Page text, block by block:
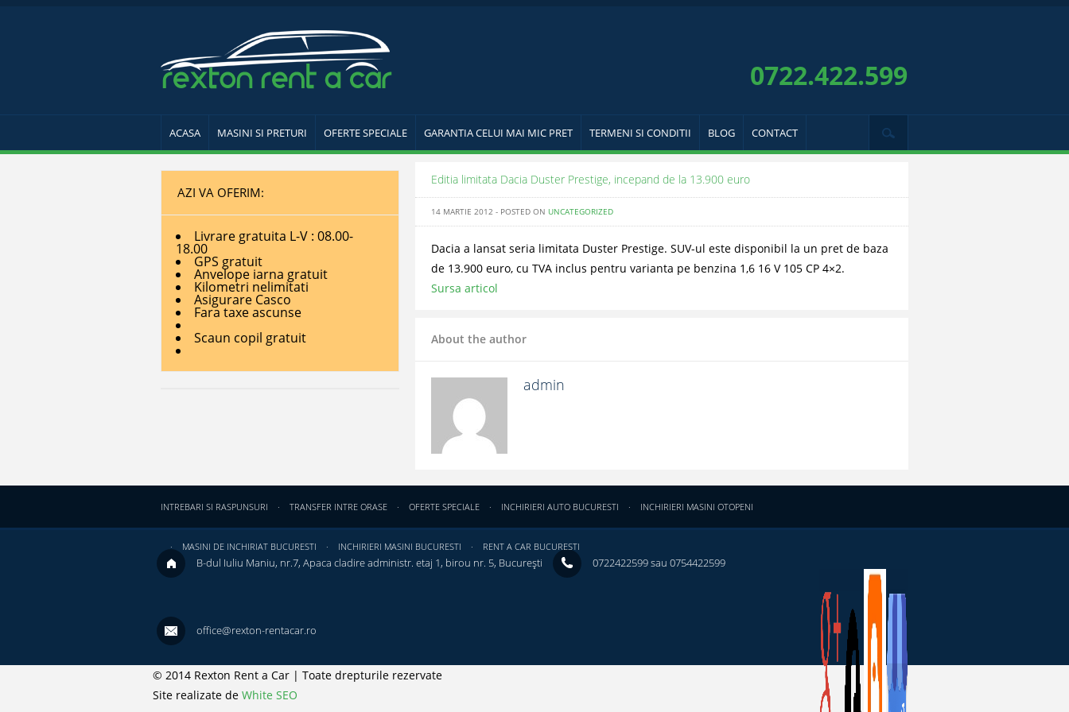
0722.422.599
ACASA MASINI SI PRETURI OFERTE SPECIALE GARANTIA CELUI MAI MIC PRET TERMENI SI CONDITII BLOG CONTACT
Editia limitata Dacia Duster Prestige, incepand de la 13.900 euro
14 MARTIE 2012 - POSTED ON UNCATEGORIZED
Dacia a lansat seria limitata Duster Prestige. SUV-ul este disponibil la un pret de baza
de 13.900 euro, cu TVA inclus pentru varianta pe benzina 1,6 16 V 105 CP 4×2.
Sursa articol
About the author
admin
AZI VA OFERIM:
Livrare gratuita L-V : 08.00-
18.00
GPS gratuit
Anvelope iarna gratuit
Kilometri nelimitati
Asigurare Casco
Fara taxe ascunse
Scaun copil gratuit
INTREBARI SI RASPUNSURI TRANSFER INTRE ORASE OFERTE SPECIALE INCHIRIERI AUTO BUCURESTI INCHIRIERI MASINI OTOPENI
MASINI DE INCHIRIAT BUCURESTI INCHIRIERI MASINI BUCURESTI RENT A CAR BUCURESTI
B-dul Iuliu Maniu, nr.7, Apaca cladire administr. etaj 1, birou nr. 5, București ‎ 0722422599 sau 0754422599
office@rexton-rentacar.ro
© 2014 Rexton Rent a Car | Toate drepturile rezervate
Site realizate de White SEO